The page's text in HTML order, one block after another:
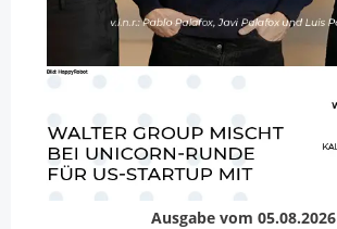
Ausgabe vom 05.08.2026